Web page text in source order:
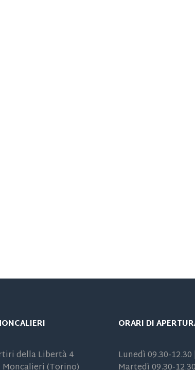
della Libertà 4
ORARI DI
Lunedì 09.30-12.30